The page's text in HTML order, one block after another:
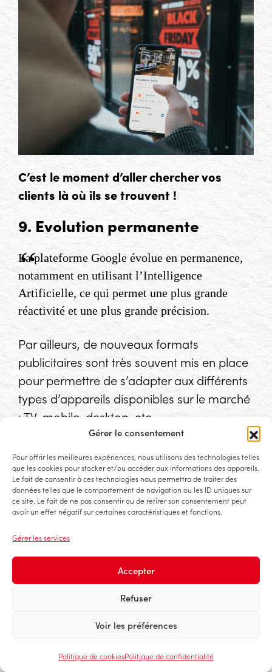
Gérer le consentement
Pour offrir les meilleures expériences, nous utilisons des technologies telles
que les cookies pour stocker et/ou accéder aux informations des appareils.
Le fait de consentir à ces technologies nous permettra de traiter des
données telles que le comportement de navigation ou les ID uniques sur
ce site. Le fait de ne pas consentir ou de retirer son consentement peut
avoir un effet négatif sur certaines caractéristiques et fonctions.
Gérer les services
Accepter
Refuser
Voir les préférences
Politique de cookiesPolitique de confidentialité
C’est le moment d’aller chercher vos
clients là où ils se trouvent !
9. Evolution permanente
La plateforme Google évolue en permanence,
notamment en utilisant l’Intelligence
Artificielle, ce qui permet une plus grande
réactivité et une plus grande précision.
Par ailleurs, de nouveaux formats
publicitaires sont très souvent mis en place
pour permettre de s’adapter aux différents
types d’appareils disponibles sur le marché
: TV, mobile, desktop, etc.
Vous êtes convaincus et souhaitez lancer
des campagnes Google Ads ?
PARTAGER L’ARTICLE
Partager sur Facebook
Partager sur LinkedIn
Contactez-nous pour lancer vos
Et pour ne rien louper de nos actualités,
suivez-nous sur les réseaux